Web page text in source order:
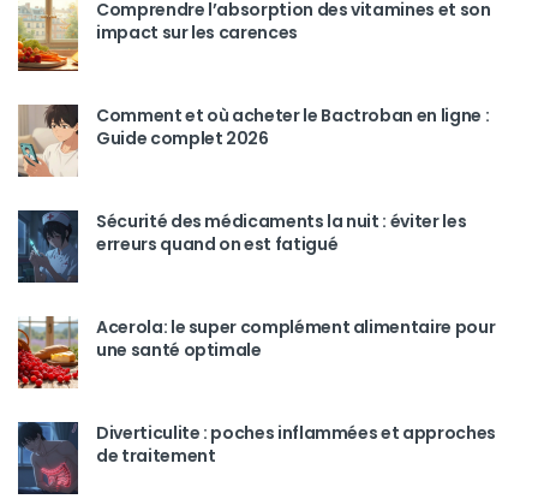
Comprendre l’absorption des vitamines et son
impact sur les carences
Comment et où acheter le Bactroban en ligne :
Guide complet 2026
Sécurité des médicaments la nuit : éviter les
erreurs quand on est fatigué
Acerola: le super complément alimentaire pour
une santé optimale
Diverticulite : poches inflammées et approches
de traitement